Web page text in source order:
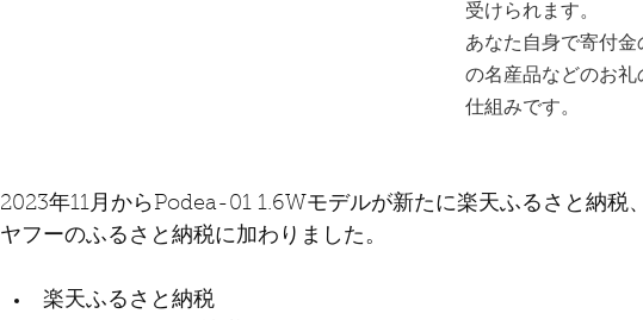
受けられます。
あなた自身で寄付
の名産品などのお
仕組みです。
2023年11月からPodea-01 1.6Wモデルが新たに楽天ふるさと納税
ヤフーのふるさと納税に加わりました。
楽天ふるさと納税